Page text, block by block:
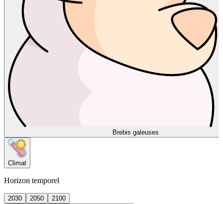
Brebis galeuses
Climat
Horizon temporel
2030 2050
2100